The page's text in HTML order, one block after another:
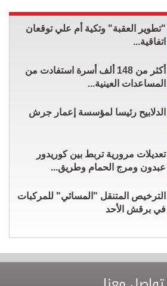
"تطوير العقبة" وتكية أم علي توقعان
اتفاقية...
أكثر من 148 ألف أسرة استفادت من
المساعدات العينية...
الدلابيح رئيسا لمؤسسة إعمار جرش
تعديلات مرورية تربط بين كوريدور
عبدون ومرج الحمام وطريق...
الترخيص المتنقل "المسائي" للمركبات
في برقش الأحد